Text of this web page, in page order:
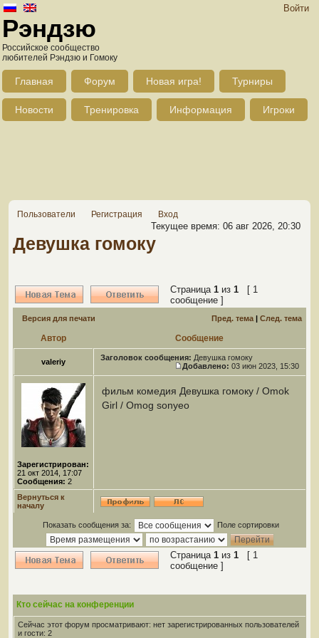
Войти
Рэндзю
Российское сообщество
любителей Рэндзю и Гомоку
Главная Форум Новая игра! Турниры
Новости Тренировка Информация Игроки
Пользователи Регистрация Вход
Текущее время: 06 авг 2026, 20:30
Девушка гомоку
Страница 1 из 1 [ 1
сообщение ]
Версия для печати Пред. тема | След. тема
Автор Сообщение
valeriy Заголовок сообщения: Девушка гомоку
Добавлено: 03 июн 2023, 15:30
Зарегистрирован:
21 окт 2014, 17:07
Сообщения: 2
фильм комедия Девушка гомоку / Omok
Girl / Omog sonyeo
Вернуться к
началу
Показать сообщения за: Поле сортировки
Страница 1 из 1 [ 1
сообщение ]
Кто сейчас на конференции
Сейчас этот форум просматривают: нет зарегистрированных пользователей
и гости: 2